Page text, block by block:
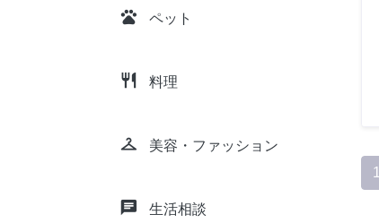
pets ペット
restaurant 料理
checkroom 美容・ファッション
chat 生活相談
1